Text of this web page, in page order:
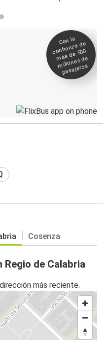
Con la
confianza de
más de 500
millones de
pasajeros
Cosenza
de Calabria
más reciente.